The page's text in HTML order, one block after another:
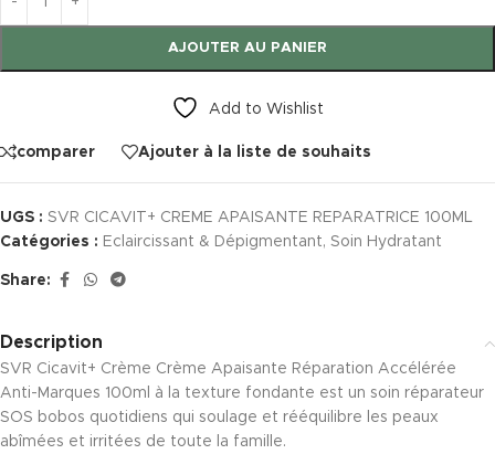
AJOUTER AU PANIER
Add to Wishlist
comparer Ajouter à la liste de souhaits
UGS : SVR CICAVIT+ CREME APAISANTE REPARATRICE 100ML
Catégories : Eclaircissant & Dépigmentant, Soin Hydratant
Share:
Description
SVR Cicavit+ Crème Crème Apaisante Réparation Accélérée
Anti-Marques 100ml à la texture fondante est un soin réparateur
SOS bobos quotidiens qui soulage et rééquilibre les peaux
abîmées et irritées de toute la famille.